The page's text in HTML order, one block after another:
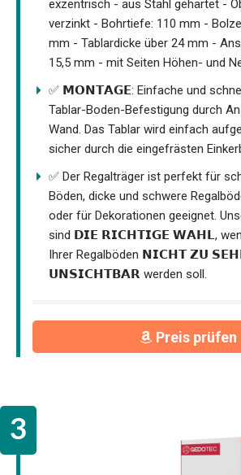
exzentrisch - aus Stahl gehärtet -
verzinkt - Bohrtiefe: 110 mm -
mm - Tablardicke über 24 mm -
15,5 mm - mit Seiten Höhen- und
✅ 𝗠𝗢𝗡𝗧𝗔𝗚𝗘: Einfache und
Tablar-Boden-Befestigung durch
Wand. Das Tablar wird einfach
sicher durch die eingefrästen
✅ Der Regalträger ist perfekt für
Böden, dicke und schwere
oder für Dekorationen geeignet.
sind 𝗗𝗜𝗘 𝗥𝗜𝗖𝗛𝗧𝗜𝗚𝗘 𝗪𝗔𝗛𝗟,
Ihrer Regalböden 𝗡𝗜𝗖𝗛𝗧 𝗭𝗨
𝗨𝗡𝗦𝗜𝗖𝗛𝗧𝗕𝗔𝗥 werden soll.
Preis prüfen